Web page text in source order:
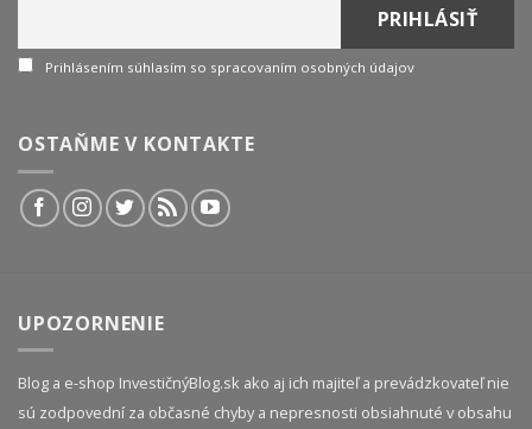
Prihlásením súhlasím so spracovaním osobných údajov
OSTAŇME V KONTAKTE
UPOZORNENIE
Blog a e-shop InvestičnýBlog.sk ako aj ich majiteľ a prevádzkovateľ nie
sú zodpovední za občasné chyby a nepresnosti obsiahnuté v obsahu